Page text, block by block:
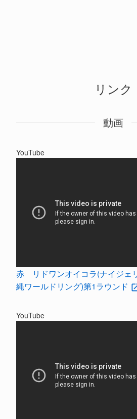
リンク
動画
YouTube
赤 リドワンオイコラ(ナイジェ
縄ワールドリング)第1ラウンド
YouTube